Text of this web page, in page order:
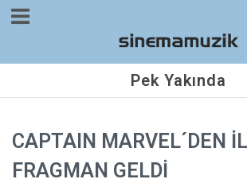
Pek Yakında
CAPTAIN MARVEL´DEN
FRAGMAN GELDİ